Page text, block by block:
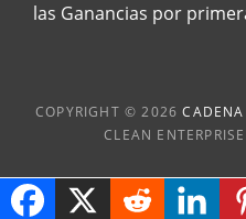
las Ganancias por
COPYRIGHT © 2026
CLEAN